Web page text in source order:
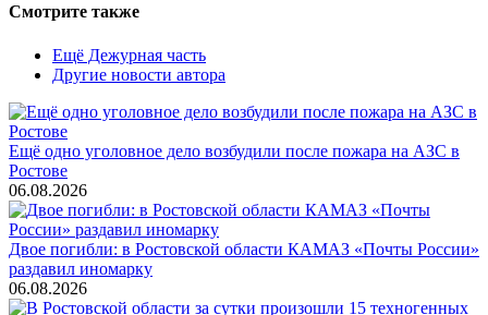
Смотрите также
Ещё Дежурная часть
Другие новости автора
Ещё одно уголовное дело возбудили после пожара на АЗС в
Ростове
06.08.2026
Двое погибли: в Ростовской области КАМАЗ «Почты России»
раздавил иномарку
06.08.2026